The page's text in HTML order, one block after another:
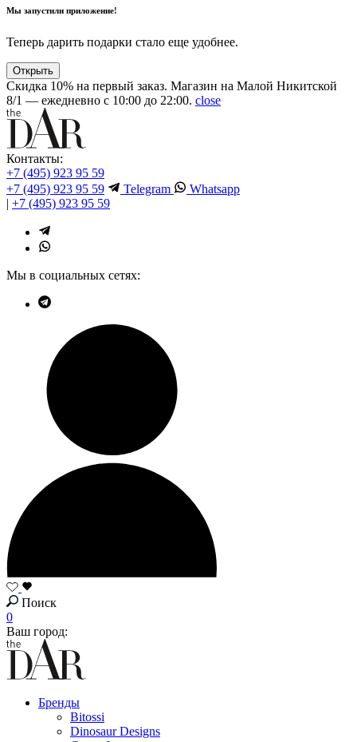
Мы запустили приложение!
Теперь дарить подарки стало еще удобнее.
Открыть
Скидка 10% на первый заказ. Магазин на Малой Никитской
8/1 — ежедневно с 10:00 до 22:00. close
Контакты:
+7 (495) 923 95 59
+7 (495) 923 95 59
Telegram
Whatsapp
| +7 (495) 923 95 59
Мы в социальных сетях:
Поиск
0
Ваш город:
Бренды
Bitossi
Dinosaur Designs